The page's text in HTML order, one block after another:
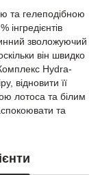
та гелеподібною
інгредієнтів
зволожуючий
він швидко
Hydra-
відновити її
лотоса та білим
та